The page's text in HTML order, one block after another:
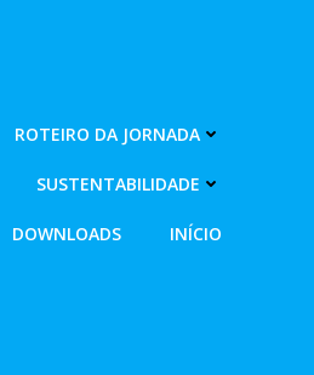
ROTEIRO DA JORNADA
SUSTENTABILIDADE
DOWNLOADS INÍCIO